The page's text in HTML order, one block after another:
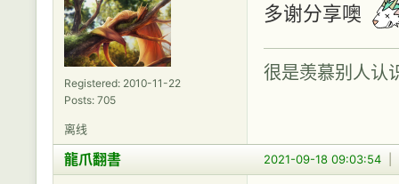
Registered: 2010-11-22
Posts: 705
多谢分享噢
很是羡慕别人认
离线
2021-09-18 09:03:54
龍爪翻書